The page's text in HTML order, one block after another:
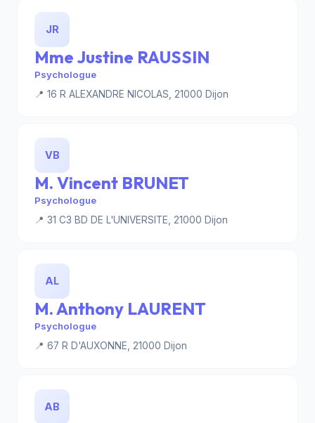
JR
Mme Justine RAUSSIN
Psychologue
📍 16 R ALEXANDRE NICOLAS, 21000 Dijon
VB
M. Vincent BRUNET
Psychologue
📍 31 C3 BD DE L'UNIVERSITE, 21000 Dijon
AL
M. Anthony LAURENT
Psychologue
📍 67 R D'AUXONNE, 21000 Dijon
AB